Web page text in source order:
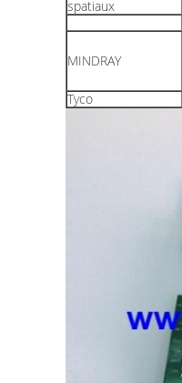
spatiaux
MINDRAY
Tyco